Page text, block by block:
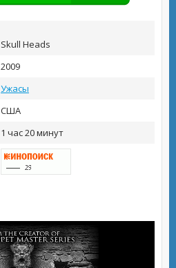
Skull Heads
2009
Ужасы
США
1 час 20 минут